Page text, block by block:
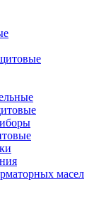
масел